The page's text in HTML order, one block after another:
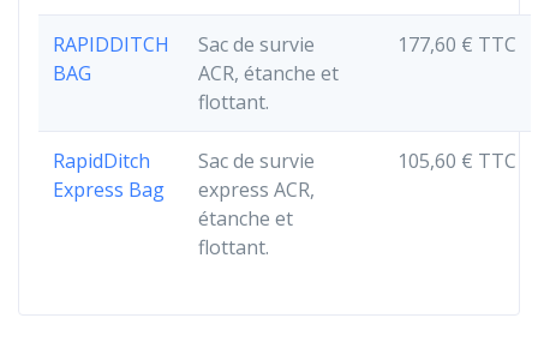
RAPIDDITCH
BAG
Sac de survie
ACR, étanche et
flottant.
177,60 € TTC
RapidDitch
Express Bag
Sac de survie
express ACR,
étanche et
flottant.
105,60 € TTC